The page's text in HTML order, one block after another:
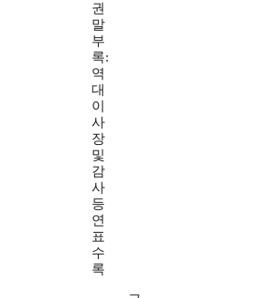
권
말
부
록:
역
대
이
사
장
및
감
사
등
연
표
수
록